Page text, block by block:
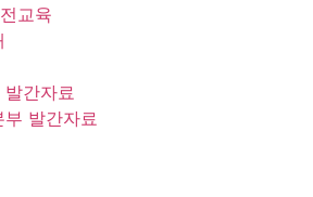
교육
발간자료
발간자료